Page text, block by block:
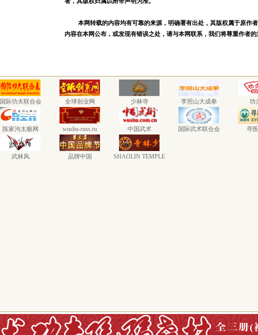
本网转载的内容均有可靠的来源，明确署有出处，其版权属于原作
内容在本网公布，或发现有错误之处，请与本网联系，我们将尊重作者的
国际功夫联合会 全球创业网 少林寺 李照山大成拳 功
陈家沟太极网 wushu-russ.ru 中国武术 国际武术联合会 寻
武林风 品牌中国 SHAOLIN TEMPLE